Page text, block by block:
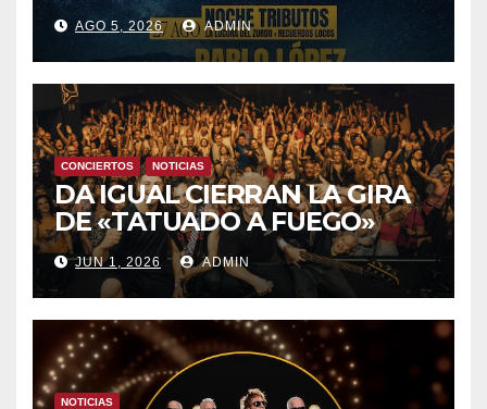
TEMPORADA ESTE SÁBADO
8 CON OBK Y LA GUARDIA
AGO 5, 2026 ADMIN
CONCIERTOS NOTICIAS
DA IGUAL CIERRAN LA GIRA
DE «TATUADO A FUEGO»
CON UN LLENO EN LA SALA
DEL MOVISTAR ARENA DE
MADRID
JUN 1, 2026 ADMIN
NOTICIAS